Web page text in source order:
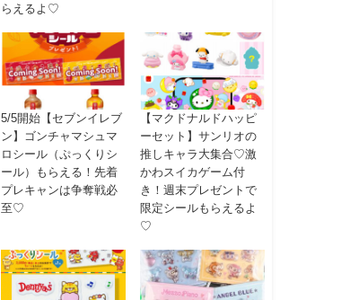
らえるよ♡
5/5開始【セブンイレブ
ン】ゴンチャマシュマ
ロシール（ぷっくりシ
ール）もらえる！先着
プレキャンは争奪戦必
至♡
【マクドナルドハッピ
ーセット】サンリオの
推しキャラ大集合♡激
かわスイカゲーム付
き！週末プレゼントで
限定シールもらえるよ
♡